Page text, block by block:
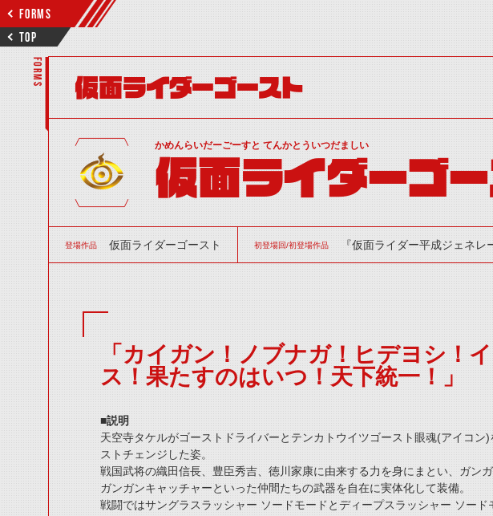
FORMS
TOP
FORMS
仮面ライダーゴースト
かめんらいだーごーすと てんかとういつだましい
仮面ライダーゴ
登場作品 仮面ライダーゴースト 初登場回/初登場作品 『仮面ライダー平成ジェネ
「カイガン！ノブナガ！ヒデヨシ！
ス！果たすのはいつ！天下統一！」
■説明
天空寺タケルがゴーストドライバーとテンカトウイツゴースト眼魂(アイコン)
ストチェンジした姿。
戦国武将の織田信長、豊臣秀吉、徳川家康に由来する力を身にまとい、ガン
ガンガンキャッチャーといった仲間たちの武器を自在に実体化して装備。
戦闘ではサングラスラッシャー ソードモードとディープスラッシャー ソード